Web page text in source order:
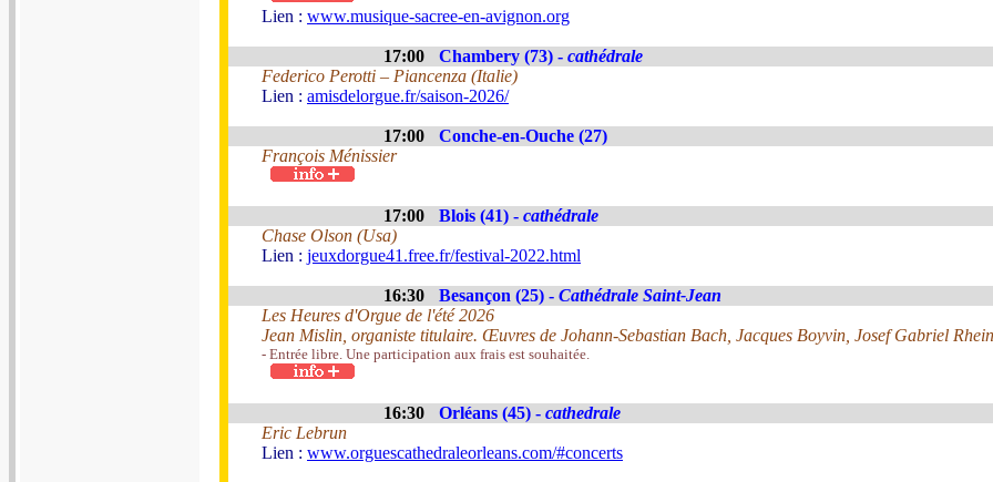
Lien : www.musique-sacree-en-avignon.org
17:00 Chambery (73) - cathédrale
Federico Perotti – Piancenza (Italie)
Lien : amisdelorgue.fr/saison-2026/
17:00
Conche-en-Ouche (27)
François Ménissier
17:00 Blois (41) - cathédrale
Chase Olson (Usa)
Lien : jeuxdorgue41.free.fr/festival-2022.html
16:30 Besançon (25) - Cathédrale Saint-Jean
Les Heures d'Orgue de l'été 2026
Jean Mislin, organiste titulaire. Œuvres de Johann-Sebastian Bach, Jacques Boyvin, Josef Gabriel
- Entrée libre. Une participation aux frais est souhaitée.
16:30 Orléans (45) - cathedrale
Eric Lebrun
Lien : www.orguescathedraleorleans.com/#concerts